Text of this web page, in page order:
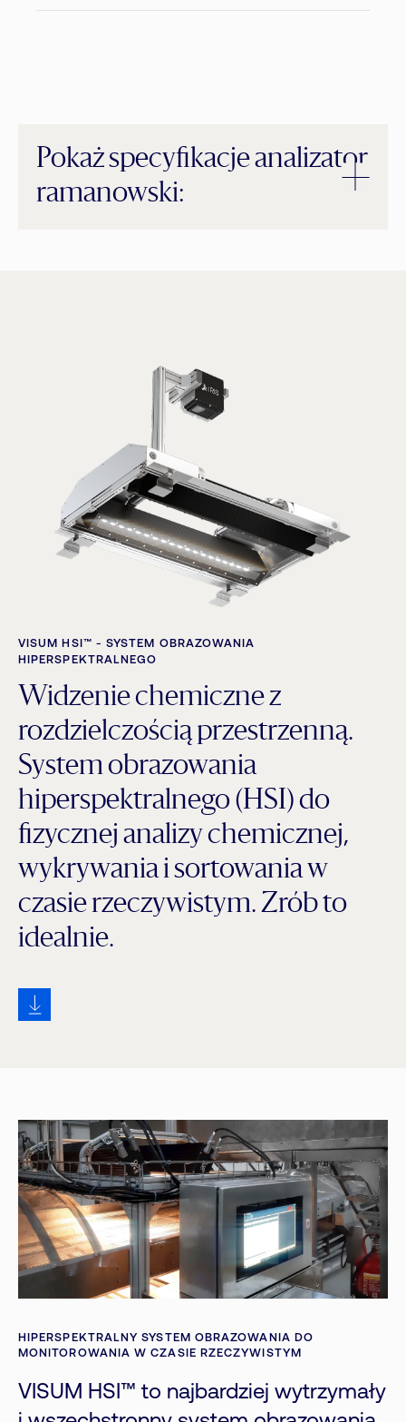
Pokaż specyfikacje analizator
ramanowski:
VISUM HSI™ - SYSTEM OBRAZOWANIA
HIPERSPEKTRALNEGO
Widzenie chemiczne z
rozdzielczością przestrzenną.
System obrazowania
hiperspektralnego (HSI) do
fizycznej analizy chemicznej,
wykrywania i sortowania w
czasie rzeczywistym. Zrób to
idealnie.
HIPERSPEKTRALNY SYSTEM OBRAZOWANIA DO
MONITOROWANIA W CZASIE RZECZYWISTYM
VISUM HSI™ to najbardziej wytrzymały